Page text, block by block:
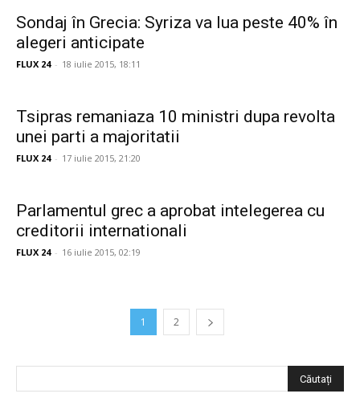
Sondaj în Grecia: Syriza va lua peste 40% în
alegeri anticipate
FLUX 24 - 18 iulie 2015, 18:11
Tsipras remaniaza 10 ministri dupa revolta
unei parti a majoritatii
FLUX 24 - 17 iulie 2015, 21:20
Parlamentul grec a aprobat intelegerea cu
creditorii internationali
FLUX 24 - 16 iulie 2015, 02:19
1 2